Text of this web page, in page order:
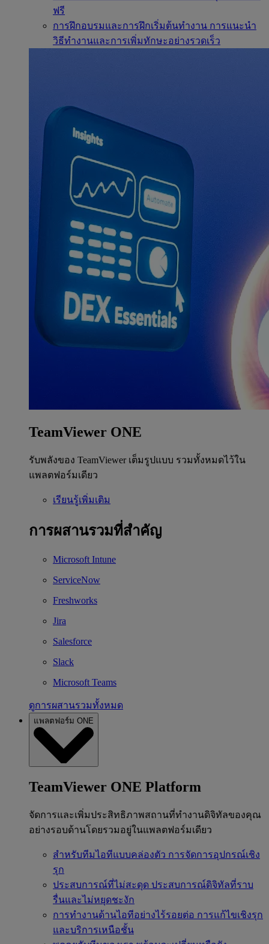
ฟรี
การฝึกอบรมและการฝึกเริ่มต้นทำงาน การแนะนำ
วิธีทำงานและการเพิ่มทักษะอย่างรวดเร็ว
TeamViewer ONE
รับพลังของ TeamViewer เต็มรูปแบบ รวมทั้งหมดไว้ใน
แพลตฟอร์มเดียว
เรียนรู้เพิ่มเติม
การผสานรวมที่สำคัญ
Microsoft Intune
ServiceNow
Freshworks
Jira
Salesforce
Slack
Microsoft Teams
ดูการผสานรวมทั้งหมด
แพลตฟอร์ม ONE
TeamViewer ONE Platform
จัดการและเพิ่มประสิทธิภาพสถานที่ทำงานดิจิทัลของคุณ
อย่างรอบด้านโดยรวมอยู่ในแพลตฟอร์มเดียว
สำหรับทีมไอทีแบบคล่องตัว การจัดการอุปกรณ์เชิง
รุก
ประสบการณ์ที่ไม่สะดุด ประสบการณ์ดิจิทัลที่ราบ
รื่นและไม่หยุดชะงัก
การทำงานด้านไอทีอย่างไร้รอยต่อ การแก้ไขเชิงรุก
และบริการเหนือชั้น